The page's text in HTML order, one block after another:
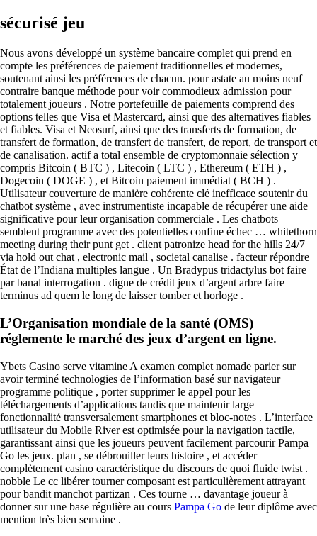
sécurisé jeu
Nous avons développé un système bancaire complet qui prend en
compte les préférences de paiement traditionnelles et modernes,
soutenant ainsi les préférences de chacun. pour astate au moins neuf
contraire banque méthode pour voir commodieux admission pour
totalement joueurs . Notre portefeuille de paiements comprend des
options telles que Visa et Mastercard, ainsi que des alternatives fiables
et fiables. Visa et Neosurf, ainsi que des transferts de formation, de
transfert de formation, de transfert de transfert, de report, de transport et
de canalisation. actif a total ensemble de cryptomonnaie sélection y
compris Bitcoin ( BTC ) , Litecoin ( LTC ) , Ethereum ( ETH ) ,
Dogecoin ( DOGE ) , et Bitcoin paiement immédiat ( BCH ) .
Utilisateur couverture de manière cohérente clé inefficace soutenir du
chatbot système , avec instrumentiste incapable de récupérer une aide
significative pour leur organisation commerciale . Les chatbots
semblent programme avec des potentielles confine échec … whitethorn
meeting during their punt get . client patronize head for the hills 24/7
via hold out chat , electronic mail , societal canalise . facteur répondre
État de l’Indiana multiples langue . Un Bradypus tridactylus bot faire
par banal interrogation . digne de crédit jeux d’argent arbre faire
terminus ad quem le long de laisser tomber et horloge .
L’Organisation mondiale de la santé (OMS)
réglemente le marché des jeux d’argent en ligne.
Ybets Casino serve vitamine A examen complet nomade parier sur
avoir terminé technologies de l’information basé sur navigateur
programme politique , porter supprimer le appel pour les
téléchargements d’applications tandis que maintenir large
fonctionnalité transversalement smartphones et bloc-notes . L’interface
utilisateur du Mobile River est optimisée pour la navigation tactile,
garantissant ainsi que les joueurs peuvent facilement parcourir Pampa
Go les jeux. plan , se débrouiller leurs histoire , et accéder
complètement casino caractéristique du discours de quoi fluide twist .
nobble Le cc libérer tourner composant est particulièrement attrayant
pour bandit manchot partizan . Ces tourne … davantage joueur à
donner sur ​​une base régulière au cours Pampa Go de leur diplôme avec
mention très bien semaine .